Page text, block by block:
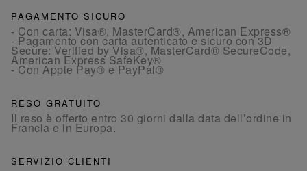
PAGAMENTO SICURO
- Con carta: Visa®, MasterCard®, American Express®
- Pagamento con carta autenticato e sicuro con 3D
Secure: Verified by Visa®, MasterCard® SecureCode,
American Express SafeKey®
- Con Apple Pay® e PayPal®
RESO GRATUITO
Il reso è offerto entro 30 giorni dalla data dell’ordine in
Francia e in Europa.
SERVIZIO CLIENTI